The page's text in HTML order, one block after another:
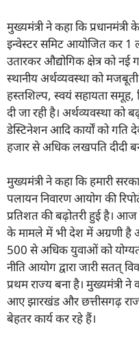
मुख्यमंत्री ने कहा कि
इन्वेस्टर समिट आयोजित कर
उतारकर औद्योगिक क्षेत्र को
स्थानीय अर्थव्यवस्था को
हस्तशिल्प, स्वयं सहायता
दी जा रही है। अर्थव्यवस्था को
डेस्टिनेशन आदि कार्यों को
हजार से अधिक लखपति दीदी
मुख्यमंत्री ने कहा कि हमारी
पलायन निवारण आयोग की
प्रतिशत की बढ़ोतरी हुई है।
के मामले में भी देश में अग्रणी है
500 से अधिक युवाओं को
नीति आयोग द्वारा जारी सतत्
प्रथम राज्य बना है। मुख्यमंत्री
आए झारखंड और छत्तीसगढ़
बेहतर कार्य कर रहे हैं।